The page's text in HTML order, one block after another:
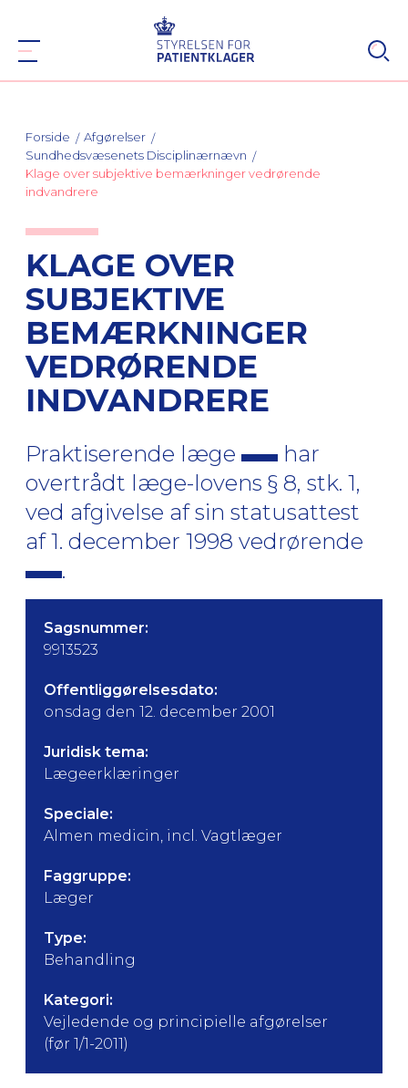
Forside
Afgørelser
Sundhedsvæsenets Disciplinærnævn
Klage over subjektive bemærkninger vedrørende
indvandrere
KLAGE OVER
SUBJEKTIVE
BEMÆRKNINGER
VEDRØRENDE
INDVANDRERE
Praktiserende læge
har
overtrådt læge-lovens § 8, stk. 1,
ved afgivelse af sin statusattest
af 1. december 1998 vedrørende
.
Sagsnummer:
9913523
Offentliggørelsesdato:
onsdag den 12. december 2001
Juridisk tema:
Lægeerklæringer
Speciale:
Almen medicin, incl. Vagtlæger
Faggruppe:
Læger
Type:
Behandling
Kategori:
Vejledende og principielle afgørelser
(før 1/1-2011)